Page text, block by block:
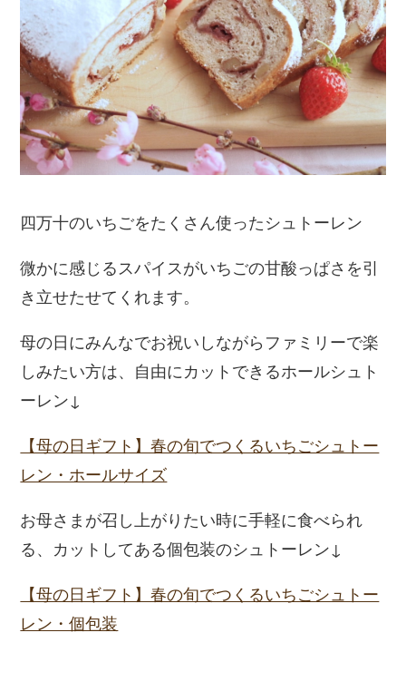
四万十のいちごをたくさん使ったシュトーレン
微かに感じるスパイスがいちごの甘酸っぱさを引
き立せたせてくれます。
母の日にみんなでお祝いしながらファミリーで楽
しみたい方は、自由にカットできるホールシュト
ーレン↓
【母の日ギフト】春の旬でつくるいちごシュトー
レン・ホールサイズ
お母さまが召し上がりたい時に手軽に食べられ
る、カットしてある個包装のシュトーレン↓
【母の日ギフト】春の旬でつくるいちごシュトー
レン・個包装